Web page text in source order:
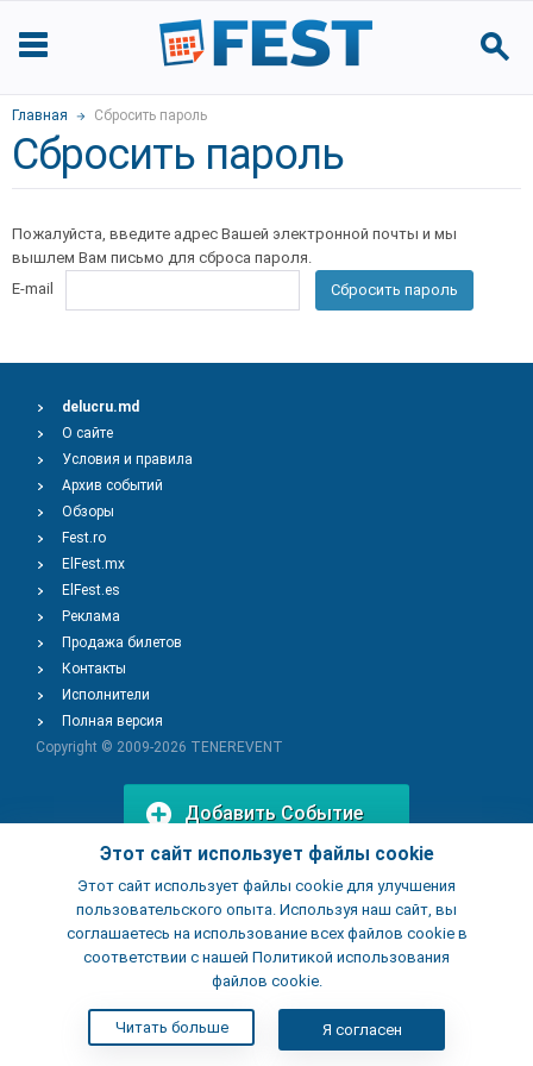
Главная Сбросить пароль
Сбросить пароль
Пожалуйста, введите адрес Вашей электронной почты и мы
вышлем Вам письмо для сброса пароля.
E-mail
Сбросить пароль
Этот сайт использует файлы cookie
Этот сайт использует файлы cookie для улучшения
пользовательского опыта. Используя наш сайт, вы
соглашаетесь на использование всех файлов cookie в
соответствии с нашей Политикой использования
файлов cookie.
Читать больше Я согласен
delucru.md
О сайте
Условия и правила
Архив событий
Обзоры
Fest.ro
ElFest.mx
ElFest.es
Реклама
Продажа билетов
Контакты
Исполнители
Полная версия
Copyright © 2009-2026 TENEREVENT
Добавить Событие
Добавить Заведение